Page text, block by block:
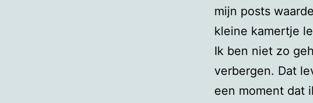
mijn posts
kleine kamertje
Ik ben niet zo
verbergen. Dat
een moment dat